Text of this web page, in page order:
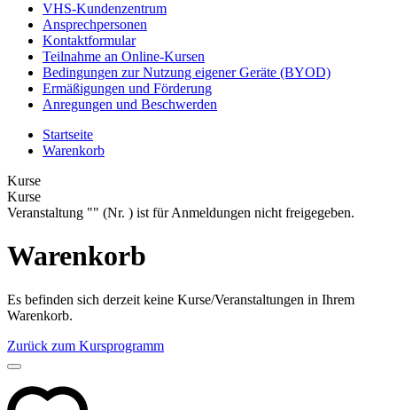
VHS-Kundenzentrum
Ansprechpersonen
Kontaktformular
Teilnahme an Online-Kursen
Bedingungen zur Nutzung eigener Geräte (BYOD)
Ermäßigungen und Förderung
Anregungen und Beschwerden
Startseite
Warenkorb
Kurse
Kurse
Veranstaltung "" (Nr. ) ist für Anmeldungen nicht freigegeben.
Warenkorb
Es befinden sich derzeit keine Kurse/Veranstaltungen in Ihrem
Warenkorb.
Zurück zum Kursprogramm